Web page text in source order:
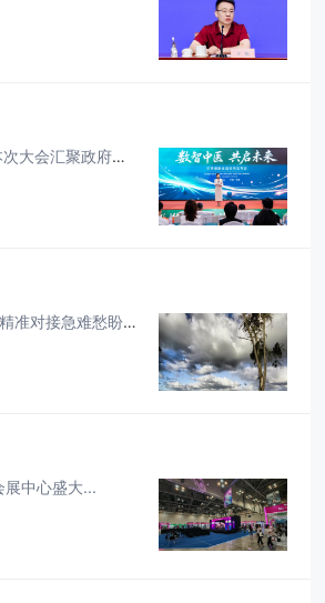
6月28日，以“数智中医 共启未来”为主题的2026华享健康全国招商发布会在山东济南举行。本次大会汇聚政府主管部门领导、...
民生连着民心，细节彰显温度。装备制造集团各单位立足职工衣、食、住、行日常生活需求，精准对接急难愁盼，推出一系列务实暖心举...
中心盛大...